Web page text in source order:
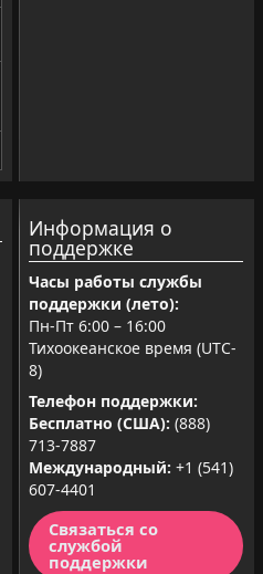
Информация о
поддержке
Часы работы службы
поддержки (лето):
Пн-Пт 6:00 – 16:00
Тихоокеанское время (UTC-
8)
Телефон поддержки:
Бесплатно (США): (888)
713-7887
Международный: +1 (541)
607-4401
Связаться со
службой
поддержки